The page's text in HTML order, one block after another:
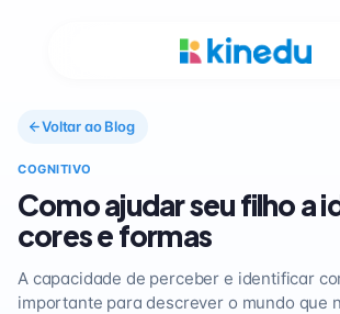
Voltar ao Blog
COGNITIVO
Como ajudar seu filho a
cores e formas
A capacidade de perceber e identificar
importante para descrever o mundo que